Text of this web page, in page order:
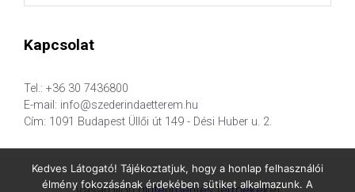
Kapcsolat
Tel.: +36 30 7436800
E-mail: info@szederindaetterem.hu
Cím: 1091 Budapest Üllői út 149 - Dési Huber u. 2.
Kedves Látogató! Tájékoztatjuk, hogy a honlap felhasználói
élmény fokozásának érdekében sütiket alkalmazunk. A